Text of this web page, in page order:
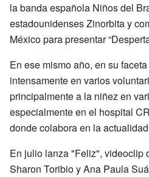
la banda española Niños del
estadounidenses Zinorbita y
México para presentar
En ese mismo año, en su
intensamente en varios
principalmente a la niñez en
especialmente en el hospital
donde colabora en la
En julio lanza "Feliz", videoclip
Sharon Toribio y Ana Paula